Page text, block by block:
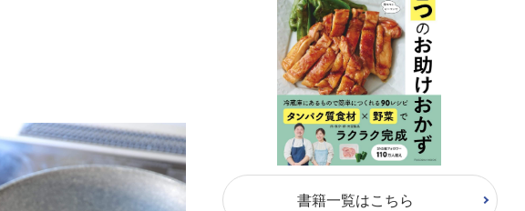
書籍一覧はこちら